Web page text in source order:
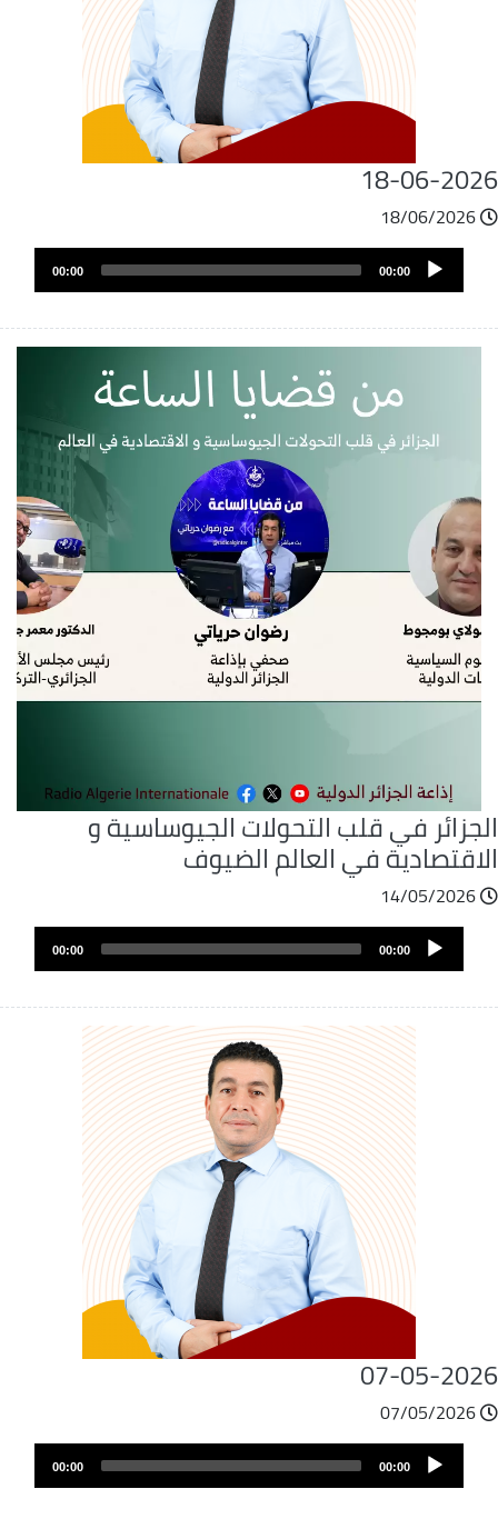
18-06-
18/06/2026
ملفAudio
Player
00:00
00:00
في قلب التحولات الجيوساسية و
في العالم الضيوف
14/05/2026
ملفAudio
Player
00:00
00:00
07-05-
07/05/2026
ملفAudio
Player
00:00
00:00